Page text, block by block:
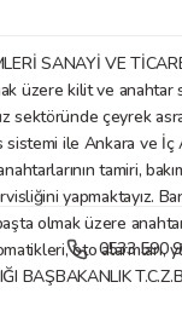
SANAYİ VE
üzere kilit ve
sektöründe çeyrek
ile Ankara ve
tamiri,
yapmaktayız.
olmak üzere
oto
BAŞBAKANLIK
0533 590